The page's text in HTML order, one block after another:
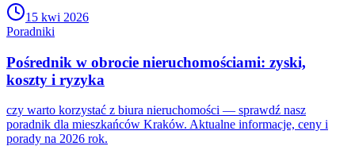
15 kwi 2026
Poradniki
Pośrednik w obrocie nieruchomościami: zyski,
koszty i ryzyka
czy warto korzystać z biura nieruchomości — sprawdź nasz
poradnik dla mieszkańców Kraków. Aktualne informacje, ceny i
porady na 2026 rok.